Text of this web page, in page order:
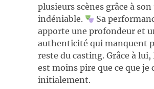
plusieurs scènes grâce à
indéniable.
Sa
apporte une profondeur et
authenticité qui manquent
reste du casting. Grâce à
est moins pire que ce que je
initialement.